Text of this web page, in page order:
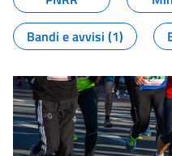
Bandi e avvisi (1)